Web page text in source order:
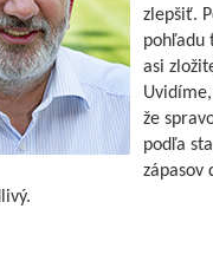
zlepšiť.
pohľadu
asi
že
podľa
zápasov